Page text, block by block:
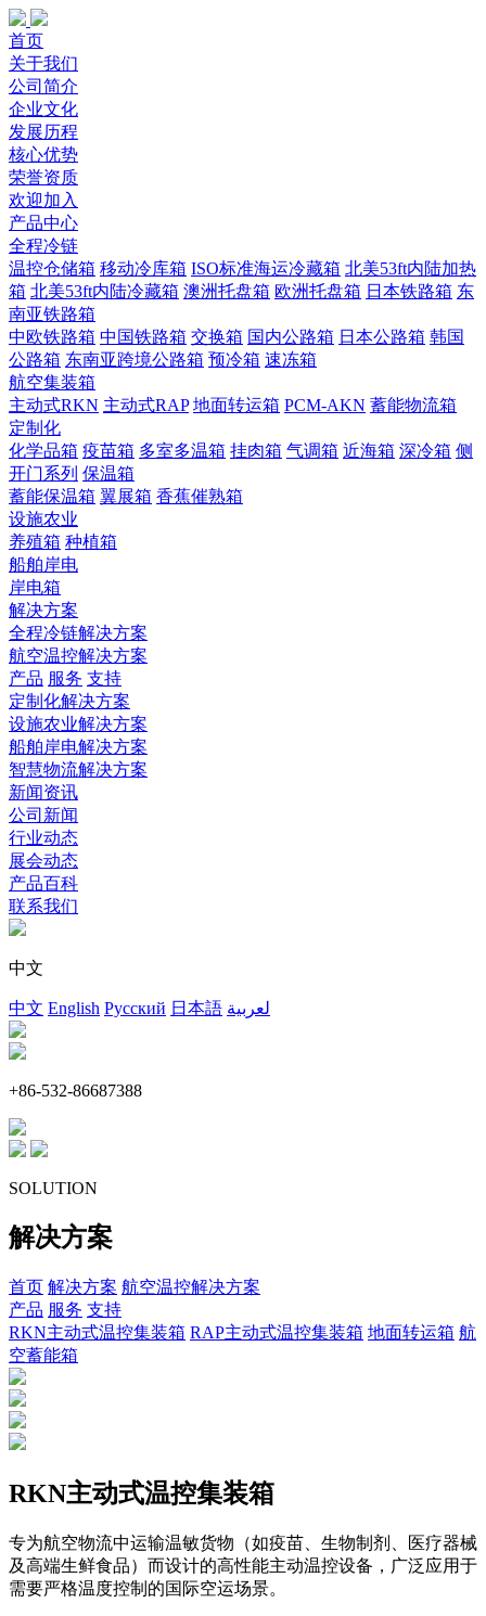
首页
关于我们
公司简介
企业文化
发展历程
核心优势
荣誉资质
欢迎加入
产品中心
全程冷链
温控仓储箱 移动冷库箱 ISO标准海运冷藏箱 北美53ft内陆加热
箱 北美53ft内陆冷藏箱 澳洲托盘箱 欧洲托盘箱 日本铁路箱 东
南亚铁路箱
中欧铁路箱 中国铁路箱 交换箱 国内公路箱 日本公路箱 韩国
公路箱 东南亚跨境公路箱 预冷箱 速冻箱
航空集装箱
主动式RKN 主动式RAP 地面转运箱 PCM-AKN 蓄能物流箱
定制化
化学品箱 疫苗箱 多室多温箱 挂肉箱 气调箱 近海箱 深冷箱 侧
开门系列 保温箱
蓄能保温箱 翼展箱 香蕉催熟箱
设施农业
养殖箱 种植箱
船舶岸电
岸电箱
解决方案
全程冷链解决方案
航空温控解决方案
产品 服务 支持
定制化解决方案
设施农业解决方案
船舶岸电解决方案
智慧物流解决方案
新闻资讯
公司新闻
行业动态
展会动态
产品百科
联系我们
中文
中文 English Русский 日本語 لعربية
+86-532-86687388
SOLUTION
解决方案
首页 解决方案 航空温控解决方案
产品 服务 支持
RKN主动式温控集装箱 RAP主动式温控集装箱 地面转运箱 航
空蓄能箱
RKN主动式温控集装箱
专为航空物流中运输温敏货物（如疫苗、生物制剂、医疗器械
及高端生鲜食品）而设计的高性能主动温控设备，广泛应用于
需要严格温度控制的国际空运场景。